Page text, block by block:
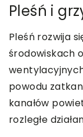
Pleśń i
Pleśń rozwija
środowiskach
powodu
kanałów
rozległe